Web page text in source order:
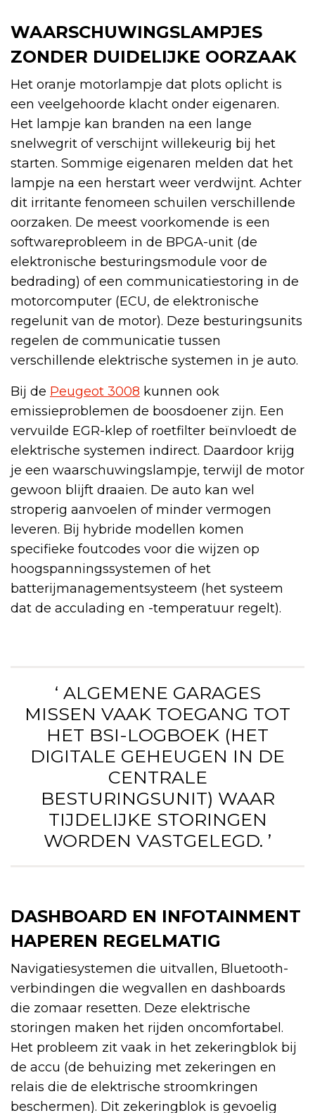
WAARSCHUWINGSLAMPJES
ZONDER DUIDELIJKE OORZAAK
Het oranje motorlampje dat plots oplicht is
een veelgehoorde klacht onder eigenaren.
Het lampje kan branden na een lange
snelwegrit of verschijnt willekeurig bij het
starten. Sommige eigenaren melden dat het
lampje na een herstart weer verdwijnt. Achter
dit irritante fenomeen schuilen verschillende
oorzaken. De meest voorkomende is een
softwareprobleem in de BPGA-unit (de
elektronische besturingsmodule voor de
bedrading) of een communicatiestoring in de
motorcomputer (ECU, de elektronische
regelunit van de motor). Deze besturingsunits
regelen de communicatie tussen
verschillende elektrische systemen in je auto.
Bij de Peugeot 3008 kunnen ook
emissieproblemen de boosdoener zijn. Een
vervuilde EGR-klep of roetfilter beïnvloedt de
elektrische systemen indirect. Daardoor krijg
je een waarschuwingslampje, terwijl de motor
gewoon blijft draaien. De auto kan wel
stroperig aanvoelen of minder vermogen
leveren. Bij hybride modellen komen
specifieke foutcodes voor die wijzen op
hoogspanningssystemen of het
batterijmanagementsysteem (het systeem
dat de acculading en -temperatuur regelt).
‘ ALGEMENE GARAGES
MISSEN VAAK TOEGANG TOT
HET BSI-LOGBOEK (HET
DIGITALE GEHEUGEN IN DE
CENTRALE
BESTURINGSUNIT) WAAR
TIJDELIJKE STORINGEN
WORDEN VASTGELEGD. ’
DASHBOARD EN INFOTAINMENT
HAPEREN REGELMATIG
Navigatiesystemen die uitvallen, Bluetooth-
verbindingen die wegvallen en dashboards
die zomaar resetten. Deze elektrische
storingen maken het rijden oncomfortabel.
Het probleem zit vaak in het zekeringblok bij
de accu (de behuizing met zekeringen en
relais die de elektrische stroomkringen
beschermen). Dit zekeringblok is gevoelig